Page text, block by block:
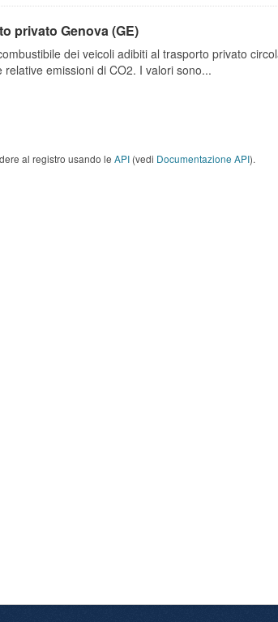
privato Genova (GE)
dei veicoli adibiti al trasporto privato
relative emissioni di CO2. I valori sono...
al registro usando le API (vedi Documentazione API).